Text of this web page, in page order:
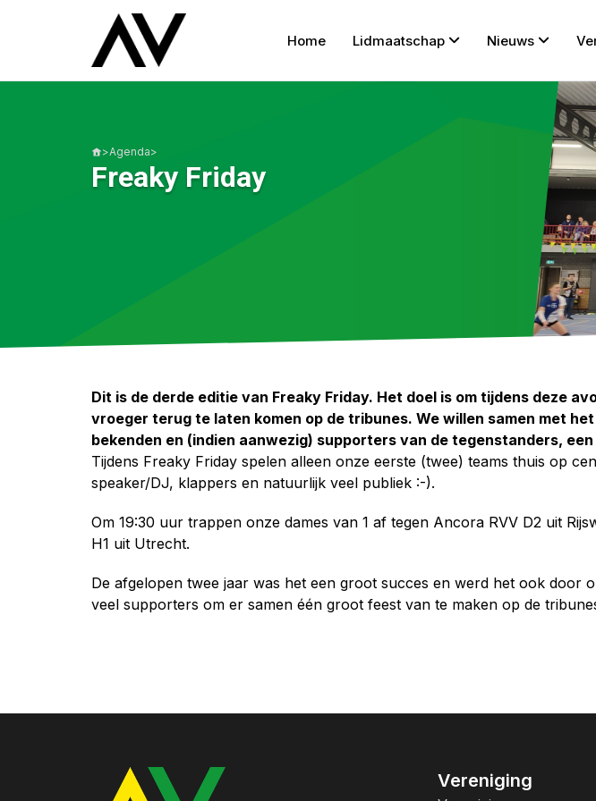
Home Lidmaatschap Nieuws
>Agenda>
Freaky Friday
Dit is de derde editie van Freaky Friday. Het doel is om tijdens deze
vroeger terug te laten komen op de tribunes. We willen samen met
bekenden en (indien aanwezig) supporters van de tegenstanders,
Tijdens Freaky Friday spelen alleen onze eerste (twee) teams thuis op
speaker/DJ, klappers en natuurlijk veel publiek :-).
Om 19:30 uur trappen onze dames van 1 af tegen Ancora RVV D2 uit
H1 uit Utrecht.
De afgelopen twee jaar was het een groot succes en werd het ook door
veel supporters om er samen één groot feest van te maken op de
Vereniging